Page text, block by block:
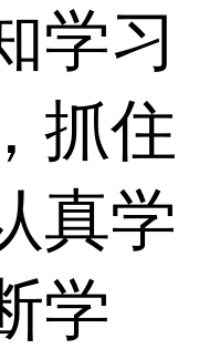
学习
抓住
真学
学